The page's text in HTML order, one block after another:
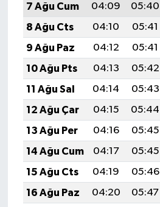
7 Ağu Cum
04:09 05:40
8 Ağu Cts
04:10 05:41
9 Ağu Paz
04:12 05:41
10 Ağu Pts
04:13 05:42
11 Ağu Sal
04:14 05:43
12 Ağu Çar
04:15 05:44
13 Ağu Per
04:16 05:45
14 Ağu Cum
04:17 05:45
15 Ağu Cts
04:19 05:46
16 Ağu Paz
04:20 05:47
MUĞLA
UŞAK
YURT